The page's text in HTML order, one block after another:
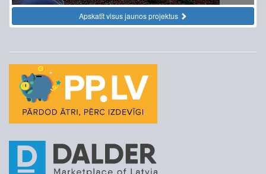
Apskatīt visus jaunos projektus